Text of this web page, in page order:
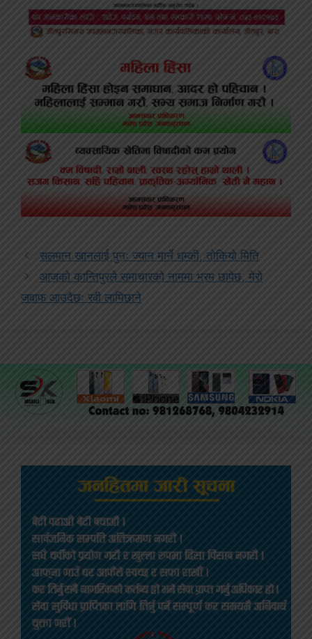
सलमान खानलाई पुनः ज्यान मार्ने धम्की, तोकियो मिति
आजको कान्तिपुरले समाचारको नाममा भ्रम छापेछ, मेरो
जवाफ आउदैछः रवी लामिछाने